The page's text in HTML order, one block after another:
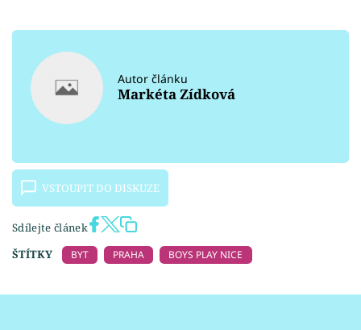
Autor článku
Markéta Zídková
VSTOUPIT DO DISKUZE
Sdílejte článek
ŠTÍTKY
BYT PRAHA BOYS PLAY NICE